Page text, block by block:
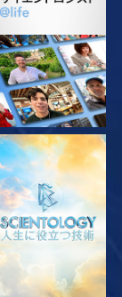
シリーズを探求
シリーズを探求